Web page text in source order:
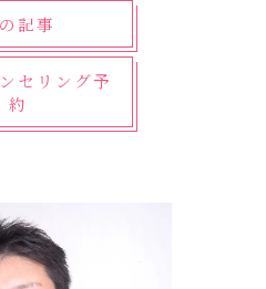
記事
セリング予
約